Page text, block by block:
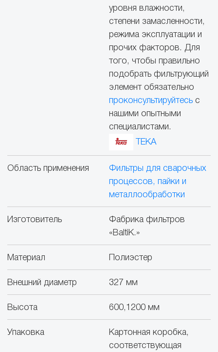
уровня влажности,
степени замасленности,
режима эксплуатации и
прочих факторов. Для
того, чтобы правильно
подобрать фильтрующий
элемент обязательно
проконсультируйтесь с
нашими опытными
специалистами.
TEKA
Область применения
Фильтры для сварочных
процессов, пайки и
металлообработки
Изготовитель
Фабрика фильтров
«BaltiK.»
Материал Полиэстер
Внешний диаметр 327 мм
Высота 600,1200 мм
Упаковка
Картонная коробка,
соответствующая